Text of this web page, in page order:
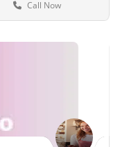
Call Now